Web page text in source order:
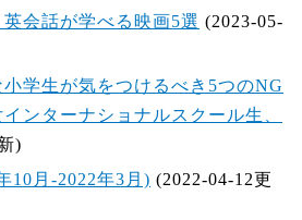
会話が学べる映画5選 (2023-05-
学生が気をつけるべき5つのNG
ンターナショナルスクール生、
)
10月-2022年3月) (2022-04-12更